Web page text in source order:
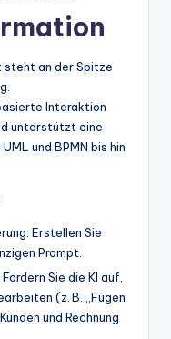
steht an der Spitze
Interaktion
unterstützt eine
und BPMN bis hin
Erstellen Sie
Prompt.
Sie die KI auf,
(z. B. „Fügen
und Rechnung